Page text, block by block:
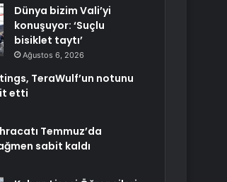
Dünya bizim Vali’yi
konuşuyor: ‘Suçlu
bisiklet taytı’
Ağustos 6, 2026
TeraWulf’un notunu
etti
Temmuz’da
sabit kaldı